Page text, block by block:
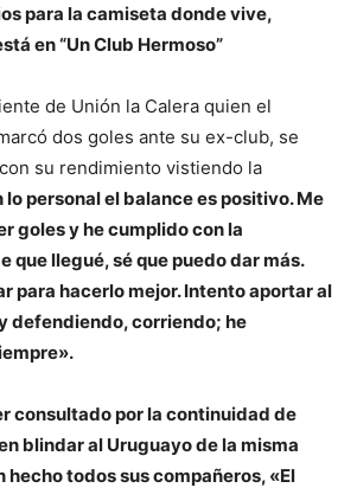
para la camiseta donde vive,
en “Un Club Hermoso”
de Unión la Calera quien el
dos goles ante su ex-club, se
su rendimiento vistiendo la
lo personal el balance es positivo. Me
goles y he cumplido con la
que llegué, sé que puedo dar más.
para hacerlo mejor. Intento aportar al
defendiendo, corriendo; he
consultado por la continuidad de
blindar al Uruguayo de la misma
hecho todos sus compañeros, «El